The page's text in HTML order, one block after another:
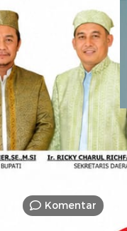
di
Komentar